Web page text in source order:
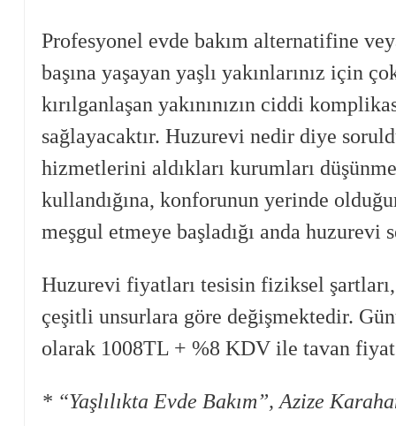
Profesyonel evde bakım alternatifine
başına yaşayan yaşlı yakınlarınız için
kırılganlaşan yakınınızın ciddi
sağlayacaktır. Huzurevi nedir diye
hizmetlerini aldıkları kurumları
kullandığına, konforunun yerinde
meşgul etmeye başladığı anda
Huzurevi fiyatları tesisin fiziksel
çeşitli unsurlara göre değişmektedir.
olarak 1008TL + %8 KDV ile tavan
* “Yaşlılıkta Evde Bakım”, Azize